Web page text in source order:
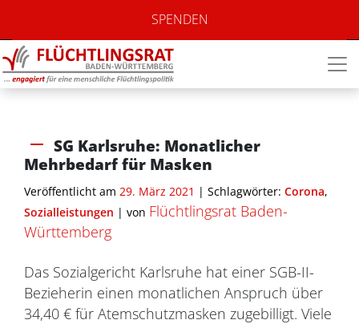
SPENDEN
SG Karlsruhe: Monatlicher
Mehrbedarf für Masken
Veröffentlicht am 29. März 2021 | Schlagwörter: Corona,
Sozialleistungen | von Flüchtlingsrat Baden-
Württemberg
Das Sozialgericht Karlsruhe hat einer SGB-II-
Bezieherin einen monatlichen Anspruch über
34,40 € für Atemschutzmasken zugebilligt. Viele